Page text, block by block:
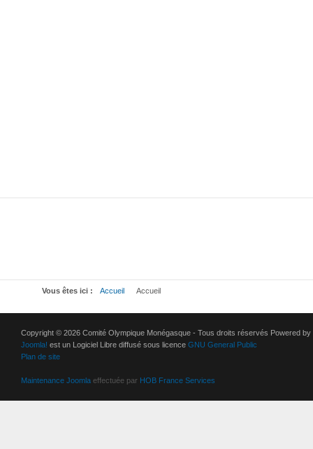
Vous êtes ici : Accueil Accueil
Copyright © 2026 Comité Olympique Monégasque - Tous droits réservés Powered by
Joomla! est un Logiciel Libre diffusé sous licence GNU General Public
Plan de site
Maintenance Joomla effectuée par HOB France Services